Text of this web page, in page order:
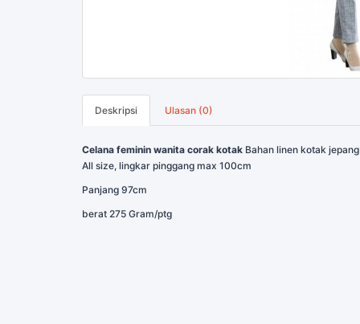
Deskripsi Ulasan (0)
Celana feminin wanita corak kotak Bahan linen kotak jepang
All size, lingkar pinggang max 100cm
Panjang 97cm
berat 275 Gram/ptg